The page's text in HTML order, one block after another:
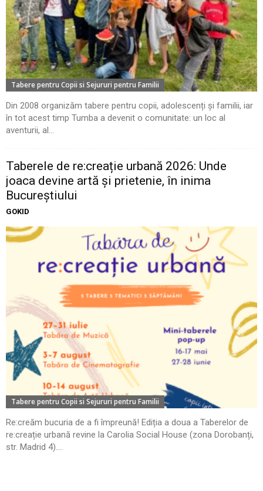
Tabere pentru Copii si Sejururi pentru Familii
Din 2008 organizăm tabere pentru copii, adolescenți și familii, iar
în tot acest timp Tumba a devenit o comunitate: un loc al
aventurii, al...
Taberele de re:creație urbană 2026: Unde
joaca devine artă și prietenie, în inima
Bucureștiului
GOKID
Tabere pentru Copii si Sejururi pentru Familii
Re:creăm bucuria de a fi împreună! Ediția a doua a Taberelor de
re:creație urbană revine la Carolia Social House (zona Dorobanți,
str. Madrid 4)....